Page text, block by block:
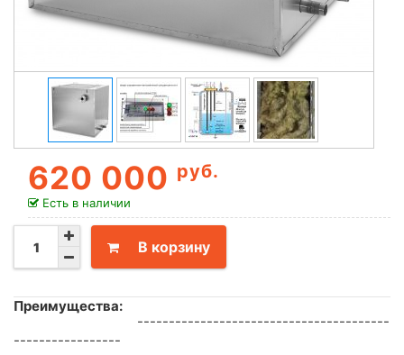
620 000 руб.
Есть в наличии
В корзину
Преимущества:
----------------------------------------
-----------------